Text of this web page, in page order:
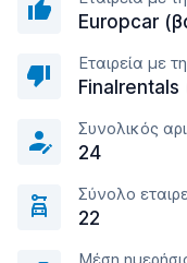
Europcar
Εταιρεία με
Finalrentals
Συνολικός
24
Σύνολο
22